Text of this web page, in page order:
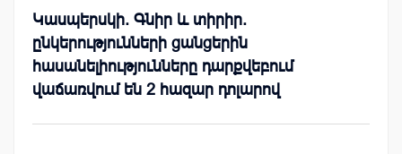
Կասպերսկի. Գնիր և տիրիր.
ընկերությունների ցանցերին
հասանելիությունները դարքվեբում
վաճառվում են 2 հազար դոլարով